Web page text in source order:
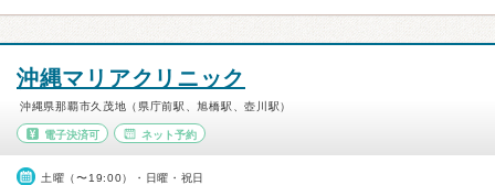
沖縄マリアクリニック
沖縄県那覇市久茂地（県庁前駅、旭橋駅、壺川駅）
電子決済可 ネット予約
土曜（〜19:00）・日曜・祝日